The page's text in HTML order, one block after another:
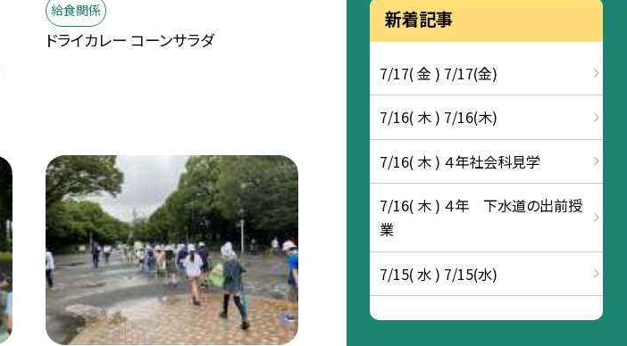
給食関係
ドライカレー コーンサラダ
新着記事
7/17( 金 ) 7/17(金)
7/16( 木 ) 7/16(木)
7/16( 木 ) ４年社会科見学
7/16( 木 ) ４年 下水道の出前授
業
7/15( 水 ) 7/15(水)